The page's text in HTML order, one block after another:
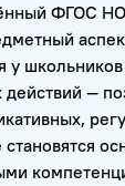
ФГОС
у
действий —